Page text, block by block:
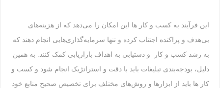
این فرآیند به کسب و کار ها این امکان را می‌دهد که از هزینه‌های
بی‌هدف و پراکنده اجتناب کرده و تنها سرمایه‌گذاری‌هایی انجام دهند که
به رشد کسب و کار و دستیابی به اهداف بازاریابی کمک کنند. به همین
دلیل، بودجه‌بندی تبلیغات باید با دقت و استراتژیک انجام شود و کسب و
کار ها باید از ابزارها و روش‌های مختلف برای تخصیص صحیح منابع خود